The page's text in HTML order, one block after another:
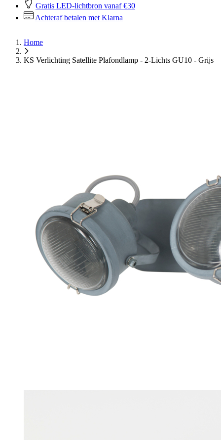
Gratis LED-lichtbron vanaf €30
Achteraf betalen met Klarna
Home
KS Verlichting Satellite Plafondlamp - 2-Lichts GU10 - Grijs